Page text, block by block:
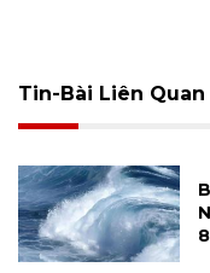
Tin-Bài Liên Quan
8